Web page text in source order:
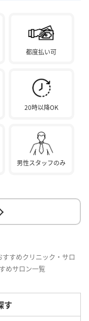
都度払い可
20時以降OK
男性スタッフのみ
すめクリニック・サロ
めサロン一覧
す